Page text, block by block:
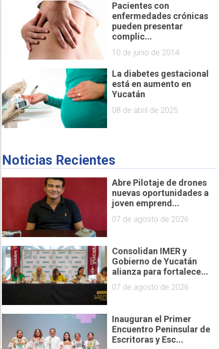
Pacientes con
enfermedades crónicas
pueden presentar
complic...
10 de junio de 2014
La diabetes gestacional
está en aumento en
Yucatán
08 de abril de 2025
Noticias Recientes
Abre Pilotaje de drones
nuevas oportunidades a
joven emprend...
07 de agosto de 2026
Consolidan IMER y
Gobierno de Yucatán
alianza para fortalece...
07 de agosto de 2026
Inauguran el Primer
Encuentro Peninsular de
Escritoras y Esc...